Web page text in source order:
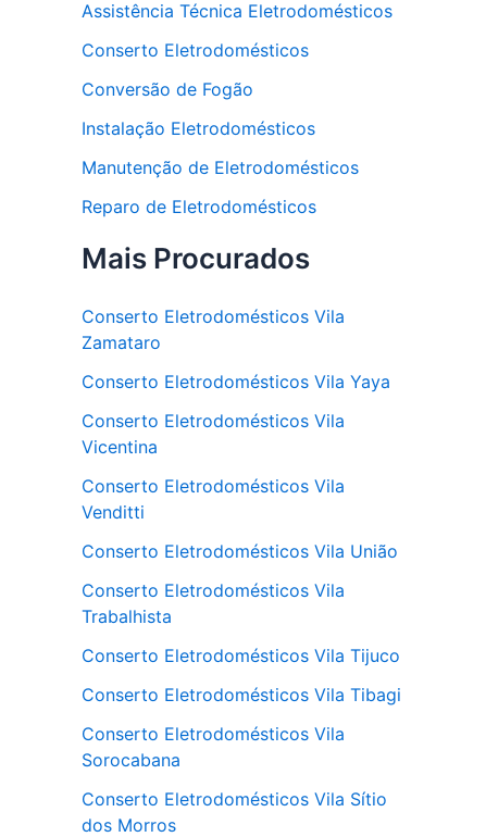
Assistência Técnica Eletrodomésticos
Conserto Eletrodomésticos
Conversão de Fogão
Instalação Eletrodomésticos
Manutenção de Eletrodomésticos
Reparo de Eletrodomésticos
Mais Procurados
Conserto Eletrodomésticos Vila
Zamataro
Conserto Eletrodomésticos Vila Yaya
Conserto Eletrodomésticos Vila
Vicentina
Conserto Eletrodomésticos Vila
Venditti
Conserto Eletrodomésticos Vila União
Conserto Eletrodomésticos Vila
Trabalhista
Conserto Eletrodomésticos Vila Tijuco
Conserto Eletrodomésticos Vila Tibagi
Conserto Eletrodomésticos Vila
Sorocabana
Conserto Eletrodomésticos Vila Sítio
dos Morros